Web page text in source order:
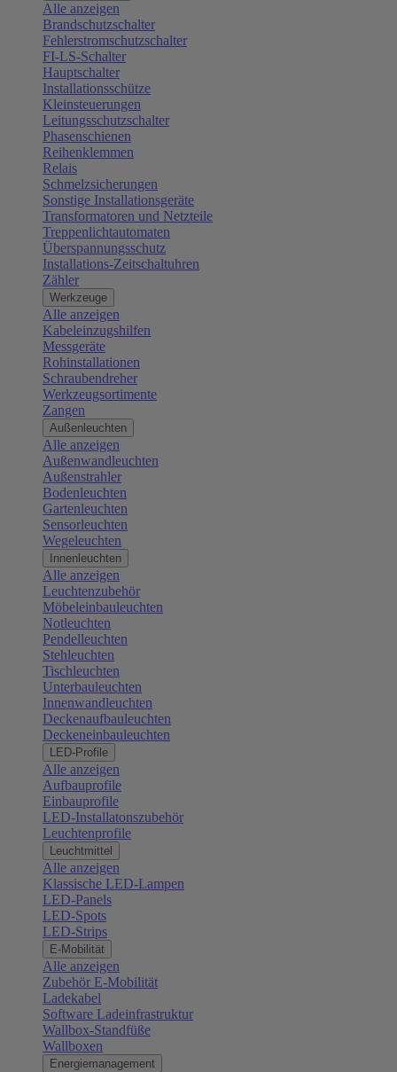
Alle anzeigen
Brandschutzschalter
Fehlerstromschutzschalter
FI-LS-Schalter
Hauptschalter
Installationsschütze
Kleinsteuerungen
Leitungsschutzschalter
Phasenschienen
Reihenklemmen
Relais
Schmelzsicherungen
Sonstige Installationsgeräte
Transformatoren und Netzteile
Treppenlichtautomaten
Überspannungsschutz
Installations-Zeitschaltuhren
Zähler
Werkzeuge
Alle anzeigen
Kabeleinzugshilfen
Messgeräte
Rohinstallationen
Schraubendreher
Werkzeugsortimente
Zangen
Außenleuchten
Alle anzeigen
Außenwandleuchten
Außenstrahler
Bodenleuchten
Gartenleuchten
Sensorleuchten
Wegeleuchten
Innenleuchten
Alle anzeigen
Leuchtenzubehör
Möbeleinbauleuchten
Notleuchten
Pendelleuchten
Stehleuchten
Tischleuchten
Unterbauleuchten
Innenwandleuchten
Deckenaufbauleuchten
Deckeneinbauleuchten
LED-Profile
Alle anzeigen
Aufbauprofile
Einbauprofile
LED-Installatonszubehör
Leuchtenprofile
Leuchtmittel
Alle anzeigen
Klassische LED-Lampen
LED-Panels
LED-Spots
LED-Strips
E-Mobilität
Alle anzeigen
Zubehör E-Mobilität
Ladekabel
Software Ladeinfrastruktur
Wallbox-Standfüße
Wallboxen
Energiemanagement